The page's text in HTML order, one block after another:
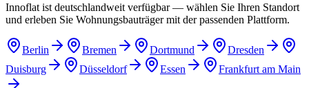
Innoflat ist deutschlandweit verfügbar — wählen Sie Ihren Standort
und erleben Sie Wohnungsbauträger mit der passenden Plattform.
Berlin Bremen Dortmund
Dresden
Duisburg
Düsseldorf Essen Frankfurt am Main